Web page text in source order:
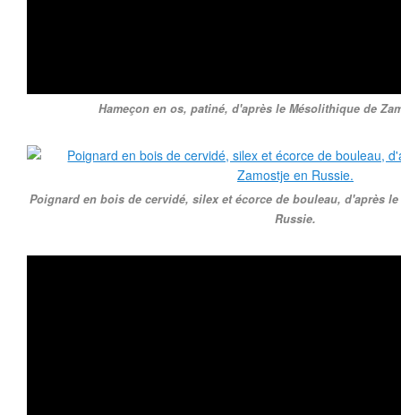
Hameçon en os, patiné, d'après le Mésolithique de
Poignard en bois de cervidé, silex et écorce de bouleau, d'après
Russie.